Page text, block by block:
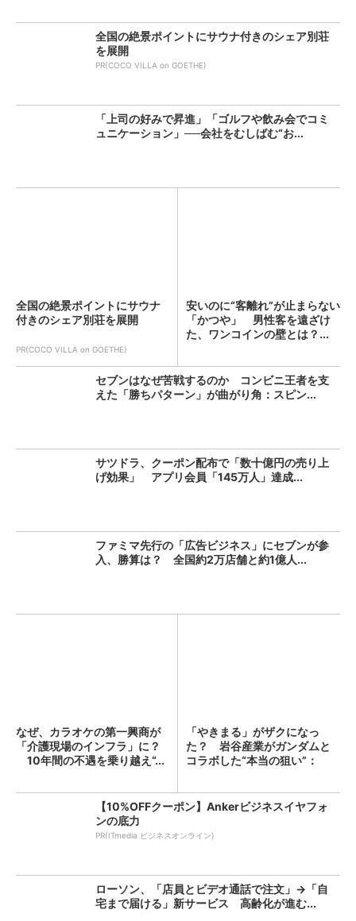
全国の絶景ポイントにサウナ付きのシェア別荘
を展開
PR(COCO VILLA on GOETHE)
「上司の好みで昇進」「ゴルフや飲み会でコミ
ュニケーション」──会社をむしばむ“お...
全国の絶景ポイントにサウナ
付きのシェア別荘を展開
PR(COCO VILLA on GOETHE)
安いのに“客離れ”が止まらない
「かつや」 男性客を遠ざけ
た、ワンコインの壁とは？...
セブンはなぜ苦戦するのか コンビニ王者を支
えた「勝ちパターン」が曲がり角：スピン...
サツドラ、クーポン配布で「数十億円の売り上
げ効果」 アプリ会員「145万人」達成...
ファミマ先行の「広告ビジネス」にセブンが参
入、勝算は？ 全国約2万店舗と約1億人...
なぜ、カラオケの第一興商が
「介護現場のインフラ」に？
10年間の不遇を乗り越え“...
「やきまる」がザクになっ
た？ 岩谷産業がガンダムと
コラボした“本当の狙い”：
【10%OFFクーポン】Ankerビジネスイヤフォ
ンの底力
PR(ITmedia ビジネスオンライン)
ローソン、「店員とビデオ通話で注文」→「自
宅まで届ける」新サービス 高齢化が進む...